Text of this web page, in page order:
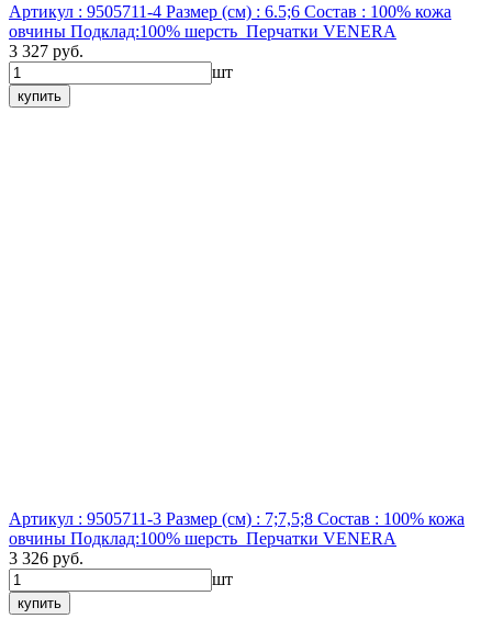
Артикул : 9505711-4 Размер (см) : 6.5;6 Состав : 100% кожа
овчины Подклад:100% шерсть Перчатки VENERA
3 327 руб.
шт
купить
Артикул : 9505711-3 Размер (см) : 7;7,5;8 Состав : 100% кожа
овчины Подклад:100% шерсть Перчатки VENERA
3 326 руб.
шт
купить